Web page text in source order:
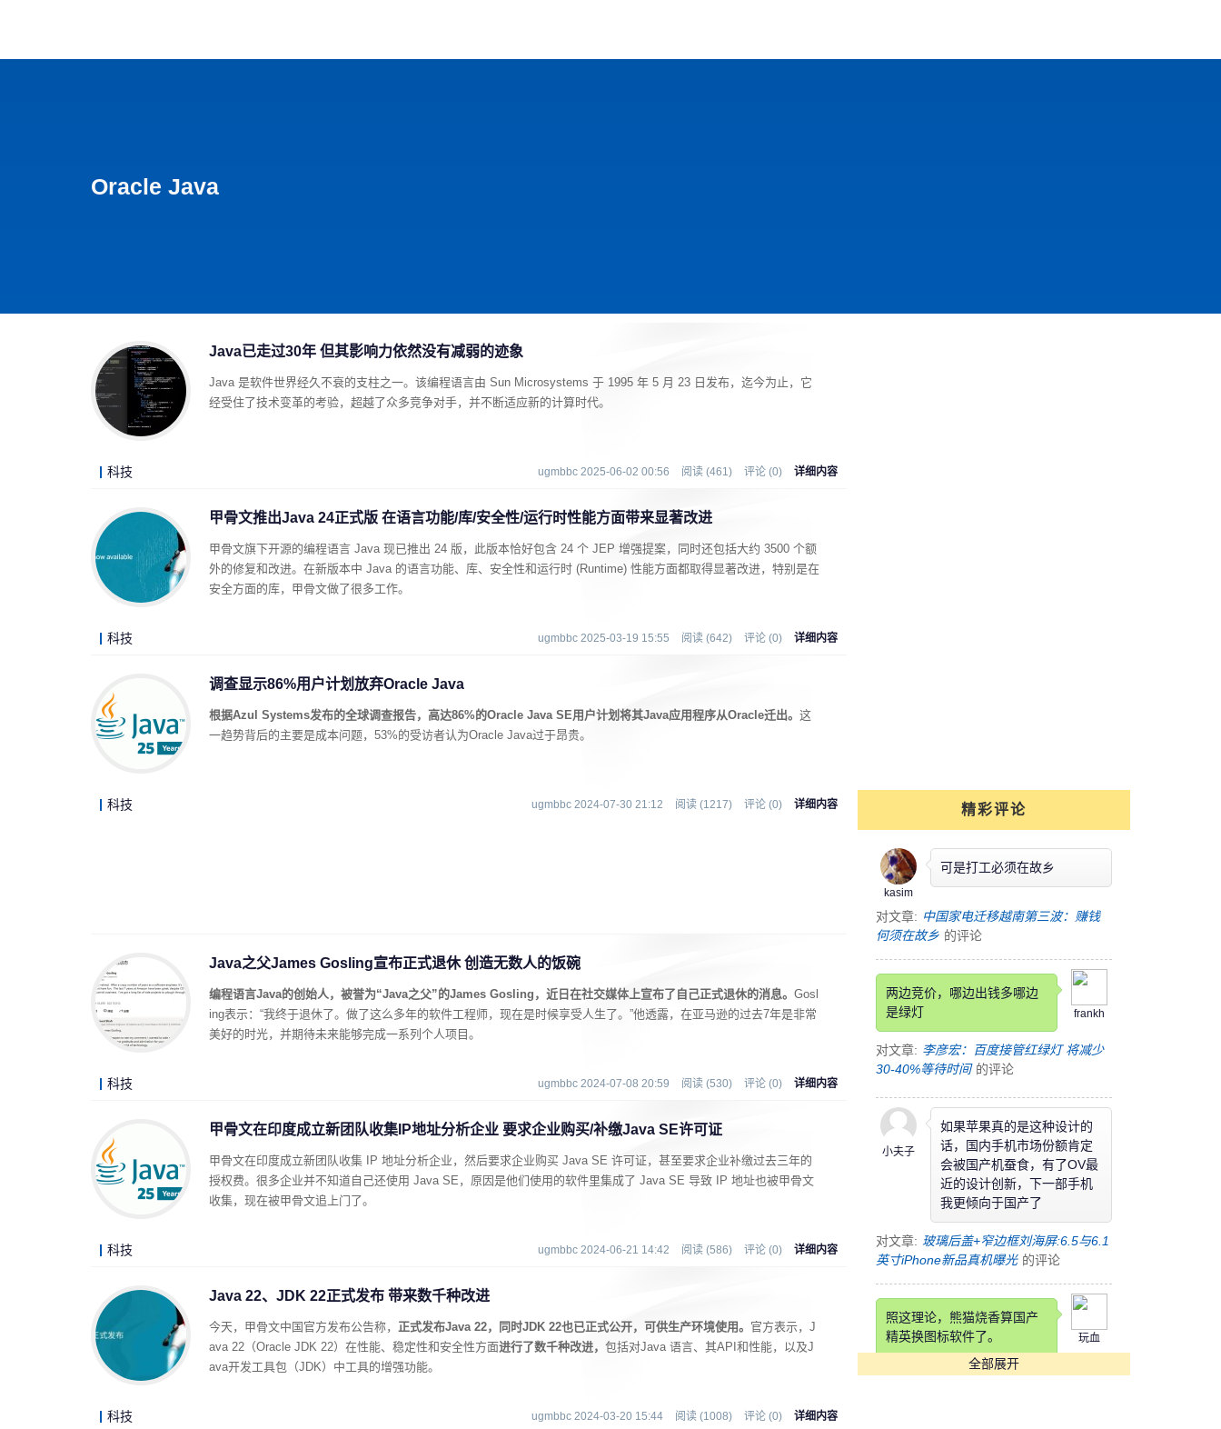
Oracle Java
Java已走过30年 但其影响力依然没有减弱的迹象
Java 是软件世界经久不衰的支柱之一。该编程语言由 Sun Microsystems 于 1995 年 5 月 23 日发布，迄今为止，它
经受住了技术变革的考验，超越了众多竞争对手，并不断适应新的计算时代。
科技 ugmbbc 2025-06-02 00:56 阅读 (461) 评论 (0) 详细内容
甲骨文推出Java 24正式版 在语言功能/库/安全性/运行时性能方面带来显著改进
甲骨文旗下开源的编程语言 Java 现已推出 24 版，此版本恰好包含 24 个 JEP 增强提案，同时还包括大约 3500 个额
外的修复和改进。在新版本中 Java 的语言功能、库、安全性和运行时 (Runtime) 性能方面都取得显著改进，特别是在
安全方面的库，甲骨文做了很多工作。
科技 ugmbbc 2025-03-19 15:55 阅读 (642) 评论 (0) 详细内容
调查显示86%用户计划放弃Oracle Java
根据Azul Systems发布的全球调查报告，高达86%的Oracle Java SE用户计划将其Java应用程序从Oracle迁出。 这
一趋势背后的主要是成本问题，53%的受访者认为Oracle Java过于昂贵。
科技 ugmbbc 2024-07-30 21:12 阅读 (1217) 评论 (0) 详细内容
Java之父James Gosling宣布正式退休 创造无数人的饭碗
编程语言Java的创始人，被誉为“Java之父”的James Gosling，近日在社交媒体上宣布了自己正式退休的消息。 Gosl
ing表示：“我终于退休了。做了这么多年的软件工程师，现在是时候享受人生了。”他透露，在亚马逊的过去7年是非常
美好的时光，并期待未来能够完成一系列个人项目。
科技 ugmbbc 2024-07-08 20:59 阅读 (530) 评论 (0) 详细内容
甲骨文在印度成立新团队收集IP地址分析企业 要求企业购买/补缴Java SE许可证
甲骨文在印度成立新团队收集 IP 地址分析企业，然后要求企业购买 Java SE 许可证，甚至要求企业补缴过去三年的
授权费。很多企业并不知道自己还使用 Java SE，原因是他们使用的软件里集成了 Java SE 导致 IP 地址也被甲骨文
收集，现在被甲骨文追上门了。
科技 ugmbbc 2024-06-21 14:42 阅读 (586) 评论 (0) 详细内容
Java 22、JDK 22正式发布 带来数千种改进
今天，甲骨文中国官方发布公告称， 正式发布Java 22，同时JDK 22也已正式公开，可供生产环境使用。 官方表示，J
ava 22（Oracle JDK 22）在性能、稳定性和安全性方面进行了数千种改进， 包括对Java 语言、其API和性能，以及J
ava开发工具包（JDK）中工具的增强功能。
科技 ugmbbc 2024-03-20 15:44 阅读 (1008) 评论 (0) 详细内容
精彩评论
kasim
可是打工必须在故乡
对文章: 中国家电迁移越南第三波：赚钱
何须在故乡 的评论
frankh
两边竞价，哪边出钱多哪边
是绿灯
对文章: 李彦宏：百度接管红绿灯 将减少
30-40%等待时间 的评论
小夫子
如果苹果真的是这种设计的
话，国内手机市场份额肯定
会被国产机蚕食，有了OV最
近的设计创新，下一部手机
我更倾向于国产了
对文章: 玻璃后盖+窄边框刘海屏:6.5与6.1
英寸iPhone新品真机曝光 的评论
玩血
照这理论，熊猫烧香算国产
精英换图标软件了。
对文章: 快压发布告用户书 称国产软件生
全部展开